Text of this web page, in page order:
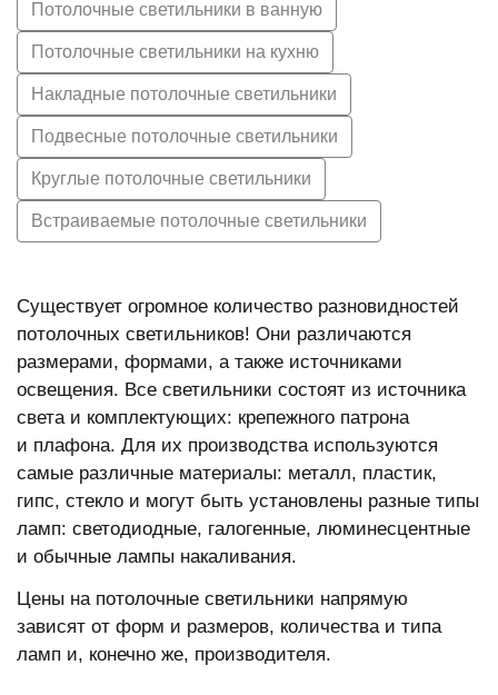
Потолочные светильники в ванную
Потолочные светильники на кухню
Накладные потолочные светильники
Подвесные потолочные светильники
Круглые потолочные светильники
Встраиваемые потолочные светильники
Существует огромное количество разновидностей
потолочных светильников! Они различаются
размерами, формами, а также источниками
освещения. Все светильники состоят из источника
света и комплектующих: крепежного патрона
и плафона. Для их производства используются
самые различные материалы: металл, пластик,
гипс, стекло и могут быть установлены разные типы
ламп: светодиодные, галогенные, люминесцентные
и обычные лампы накаливания.
Цены на потолочные светильники напрямую
зависят от форм и размеров, количества и типа
ламп и, конечно же, производителя.